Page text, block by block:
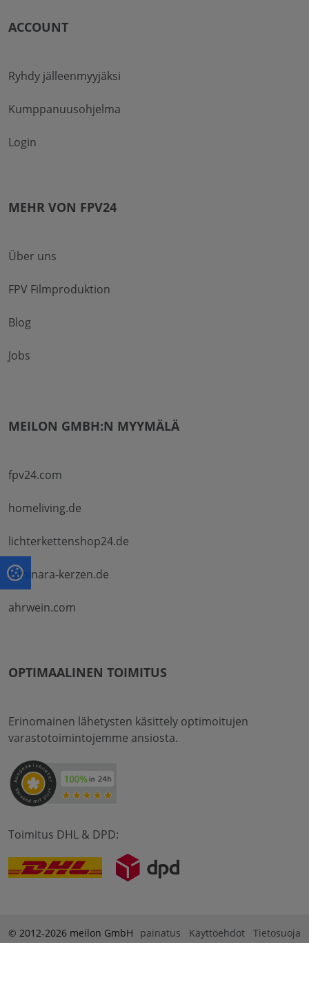
ACCOUNT
Ryhdy jälleenmyyjäksi
Kumppanuusohjelma
Login
MEHR VON FPV24
Über uns
FPV Filmproduktion
Blog
Jobs
MEILON GMBH:N MYYMÄLÄ
fpv24.com
homeliving.de
lichterkettenshop24.de
luminara-kerzen.de
ahrwein.com
OPTIMAALINEN TOIMITUS
Erinomainen lähetysten käsittely optimoitujen
varastotoimintojemme ansiosta.
Toimitus DHL & DPD:
© 2012-2026 meilon GmbH painatus Käyttöehdot Tietosuoja